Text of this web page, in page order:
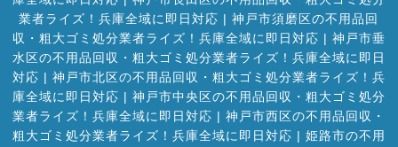
業者ライズ！兵庫全域に即日対応 | 神戸市須磨区の不用品回
収・粗大ゴミ処分業者ライズ！兵庫全域に即日対応 | 神戸市垂
水区の不用品回収・粗大ゴミ処分業者ライズ！兵庫全域に即日
対応 | 神戸市北区の不用品回収・粗大ゴミ処分業者ライズ！兵
庫全域に即日対応 | 神戸市中央区の不用品回収・粗大ゴミ処分
業者ライズ！兵庫全域に即日対応 | 神戸市西区の不用品回収・
粗大ゴミ処分業者ライズ！兵庫全域に即日対応 | 姫路市の不用